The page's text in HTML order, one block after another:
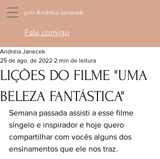
por Andréia Janecek
Fale comigo
LIÇÕES DO FILME "UMA
BELEZA FANTÁSTICA"
Andréia Janecek
25 de ago. de 2022 2 min de leitura
Semana passada assisti a esse filme
singelo e inspirador e hoje quero
compartilhar com vocês alguns dos
ensinamentos que ele nos traz.